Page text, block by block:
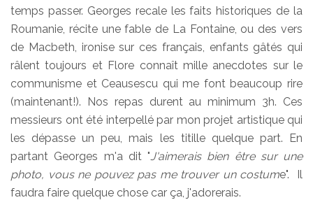
temps passer. Georges recale les faits historiques de la
Roumanie, récite une fable de La Fontaine, ou des vers
de Macbeth, ironise sur ces français, enfants gâtés qui
râlent toujours et Flore connaît mille anecdotes sur le
communisme et Ceausescu qui me font beaucoup rire
(maintenant!). Nos repas durent au minimum 3h. Ces
messieurs ont été interpellé par mon projet artistique qui
les dépasse un peu, mais les titille quelque part. En
partant Georges m'a dit " J'aimerais bien être sur une
photo, vous ne pouvez pas me trouver un costume". Il
faudra faire quelque chose car ça, j'adorerais.